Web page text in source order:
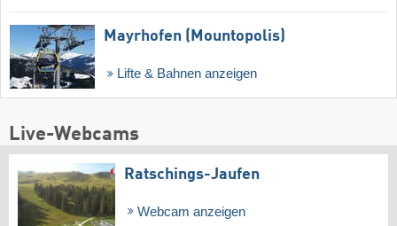
Mayrhofen (Mountopolis)
Lifte & Bahnen anzeigen
Live-Webcams
Ratschings-Jaufen
Webcam anzeigen